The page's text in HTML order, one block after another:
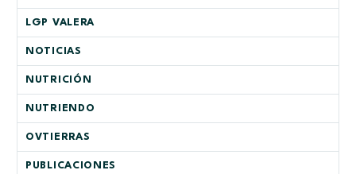
LGP VALERA
NOTICIAS
NUTRICIÓN
NUTRIENDO
OVTIERRAS
PUBLICACIONES